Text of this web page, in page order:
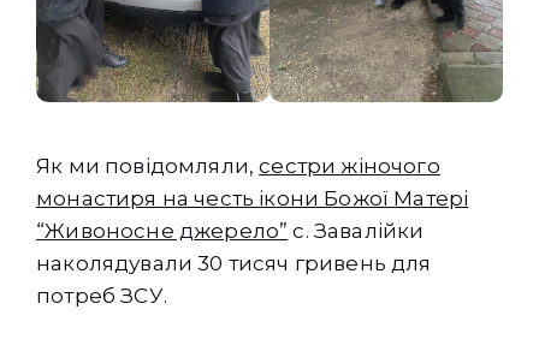
Як ми повідомляли,сестри жіночого
монастиря на честь ікони Божої Матері
“Живоносне джерело” с. Завалійки
наколядували 30 тисяч гривень для
потреб ЗСУ.